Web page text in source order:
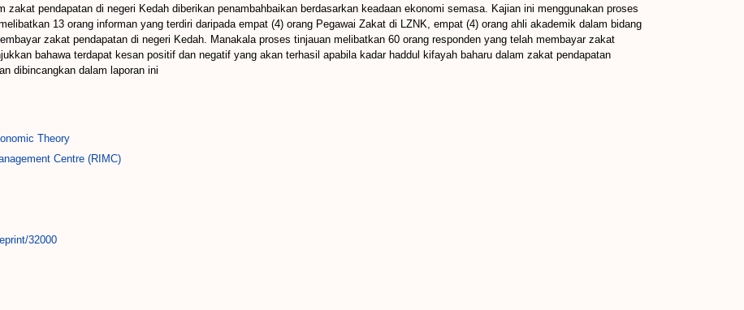
zakat pendapatan di negeri Kedah diberikan penambahbaikan berdasarkan keadaan ekonomi semasa. Kajian ini menggunakan proses
13 orang informan yang terdiri daripada empat (4) orang Pegawai Zakat di LZNK, empat (4) orang ahli akademik dalam bidang
zakat pendapatan di negeri Kedah. Manakala proses tinjauan melibatkan 60 orang responden yang telah membayar zakat
bahawa terdapat kesan positif dan negatif yang akan terhasil apabila kadar haddul kifayah baharu dalam zakat pendapatan
dibincangkan dalam laporan ini
Theory
Centre (RIMC)
32000